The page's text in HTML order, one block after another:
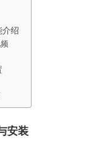
绍
安装